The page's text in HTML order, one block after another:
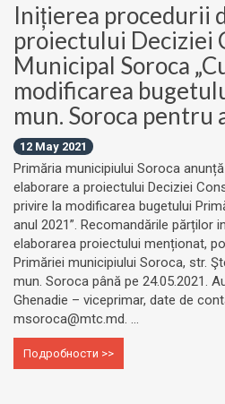
Inițierea procedurii
proiectului Deciziei
Municipal Soroca
modificarea
mun. Soroca pentru
12 May 2021
Primăria municipiului Soroca
elaborare a proiectului Deciziei
privire la modificarea bugetului
anul 2021”. Recomandările părților
elaborarea proiectului menționat,
Primăriei municipiului Soroca, str.
mun. Soroca până pe 24.05.2021.
Ghenadie – viceprimar, date de
msoroca@mtc.md. ...
Подробности >>